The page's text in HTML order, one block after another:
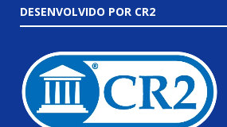
DESENVOLVIDO POR CR2